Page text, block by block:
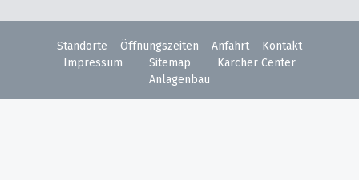
Standorte Öffnungszeiten Anfahrt
Kontakt
Impressum
Sitemap
Kärcher Center
Anlagenbau